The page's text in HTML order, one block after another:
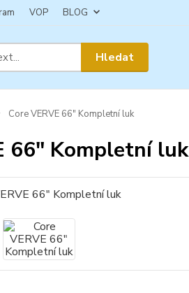
VOP BLOG
Hledat
Core VERVE 66" Kompletní luk
66" Kompletní luk